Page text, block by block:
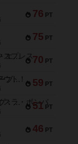
76 PT
75 PT
70 PT
トランスオリエント・エクスプレス
59 PT
アンブッシュ！：ムーブアウト！
51 PT
キャプテン・フリップ：イスラ・ボンバ
46 PT